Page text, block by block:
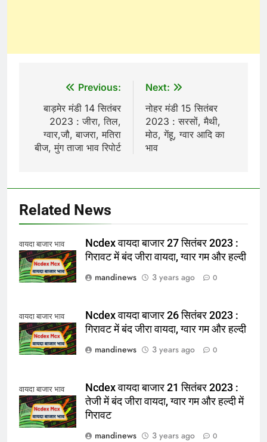
navigation
Previous:
बाड़मेर मंडी 14 सितंबर
2023 : जीरा, तिल,
ग्वार,जौ, बाजरा, मतिरा
बीज, मुंग ताजा भाव रिपोर्ट
Next:
नोहर मंडी 15 सितंबर
2023 : सरसों, मैथी,
मोठ, गेंहू, ग्वार आदि का
भाव
Related News
वायदा बाजार भाव
Ncdex वायदा बाजार 27 सितंबर 2023 :
गिरावट में बंद जीरा वायदा, ग्वार गम और हल्दी
mandinews
3 years ago 0
वायदा बाजार भाव
Ncdex वायदा बाजार 26 सितंबर 2023 :
गिरावट में बंद जीरा वायदा, ग्वार गम और हल्दी
mandinews
3 years ago 0
वायदा बाजार भाव
Ncdex वायदा बाजार 21 सितंबर 2023 :
तेजी में बंद जीरा वायदा, ग्वार गम और हल्दी में
गिरावट
mandinews
3 years ago 0